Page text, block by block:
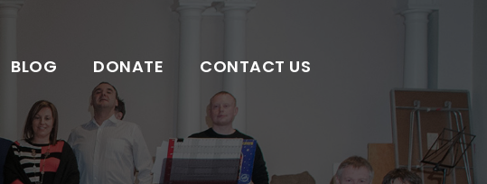
BLOG DONATE CONTACT US